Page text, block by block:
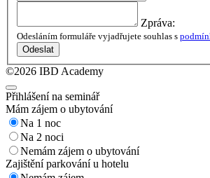
Zpráva:
Odesláním formuláře vyjadřujete souhlas s
Odeslat
©2026 IBD Academy
Přihlášení na seminář
Mám zájem o ubytování
Na 1 noc
Na 2 noci
Nemám zájem o ubytování
Zajištění parkování u hotelu